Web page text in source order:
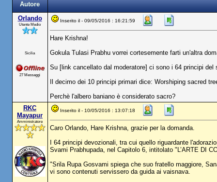
Autore
Orlando
Utente Medio
Sicilia
27 Messaggi
Inserito il - 09/05/2016 : 16:21:59
Hare Krishna!
Gokula Tulasi Prabhu vorrei cortesemente farti un'altra
Su [link cancellato dal moderatore] ci sono i 64 principi
Il decimo dei 10 principi primari dice: Worshiping sacred
Perchè l'albero baniano è considerato sacro?
RKC
Mayapur
Amministratore
Inserito il - 10/05/2016 : 13:07:18
Caro Orlando, Hare Krishna, grazie per la domanda.
I 64 principi devozionali, tra cui quello riguardante
Svami Prabhupada, nel Capitolo 6, intitolato "L’ARTE DI
"Srila Rupa Gosvami spiega che suo fratello maggiore,
vi sono contenuti servissero da guida ai vaisnava.